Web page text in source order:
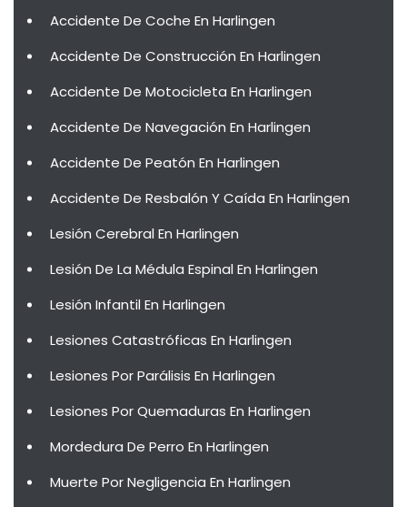
Accidente De Coche En Harlingen
Accidente De Construcción En Harlingen
Accidente De Motocicleta En Harlingen
Accidente De Navegación En Harlingen
Accidente De Peatón En Harlingen
Accidente De Resbalón Y Caída En Harlingen
Lesión Cerebral En Harlingen
Lesión De La Médula Espinal En Harlingen
Lesión Infantil En Harlingen
Lesiones Catastróficas En Harlingen
Lesiones Por Parálisis En Harlingen
Lesiones Por Quemaduras En Harlingen
Mordedura De Perro En Harlingen
Muerte Por Negligencia En Harlingen